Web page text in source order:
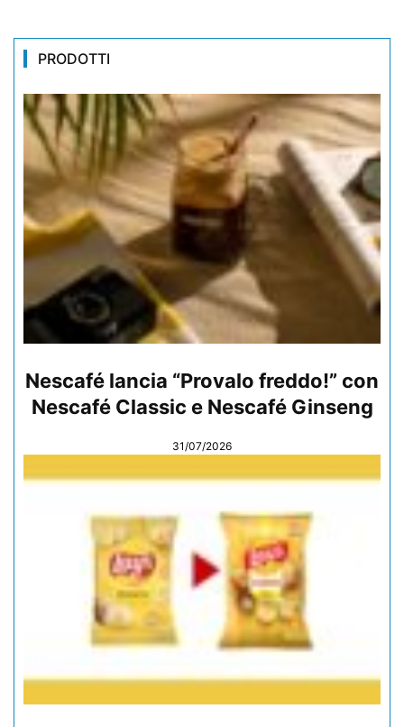
PRODOTTI
Nescafé lancia “Provalo freddo!” con
Nescafé Classic e Nescafé Ginseng
31/07/2026